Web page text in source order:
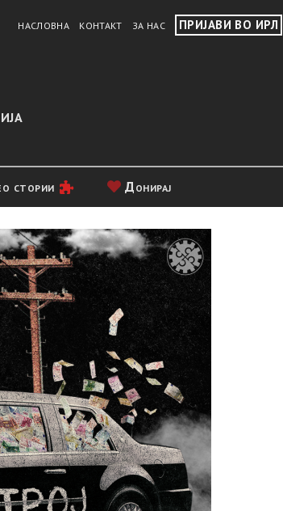
НАСЛОВНА КОНТАКТ ЗА НАС ПРИЈАВИ ВО ИРЛ
стории Донирај